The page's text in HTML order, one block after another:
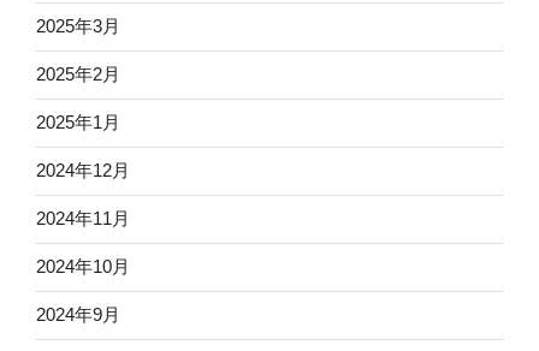
2025年3月
2025年2月
2025年1月
2024年12月
2024年11月
2024年10月
2024年9月